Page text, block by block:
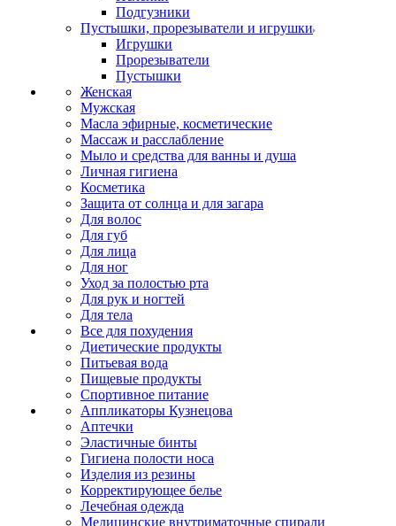
Подгузники
Пустышки, прорезыватели и игрушки
Игрушки
Прорезыватели
Пустышки
Женская
Мужская
Масла эфирные, косметические
Массаж и расслабление
Мыло и средства для ванны и душа
Личная гигиена
Косметика
Защита от солнца и для загара
Для волос
Для губ
Для лица
Для ног
Уход за полостью рта
Для рук и ногтей
Для тела
Все для похудения
Диетические продукты
Питьевая вода
Пищевые продукты
Спортивное питание
Аппликаторы Кузнецова
Аптечки
Эластичные бинты
Гигиена полости носа
Изделия из резины
Корректирующее белье
Лечебная одежда
Медицинские внутриматочные спирали